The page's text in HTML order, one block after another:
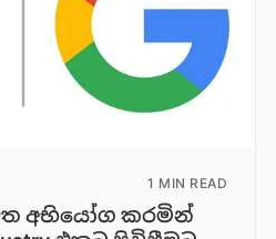
1 MIN READ
අභියෝග කරමින්